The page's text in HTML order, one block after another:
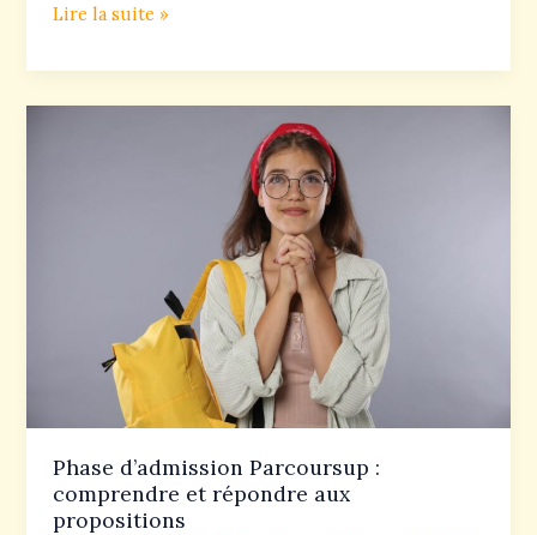
Lire la suite »
Phase d’admission Parcoursup :
comprendre et répondre aux
propositions
propositions